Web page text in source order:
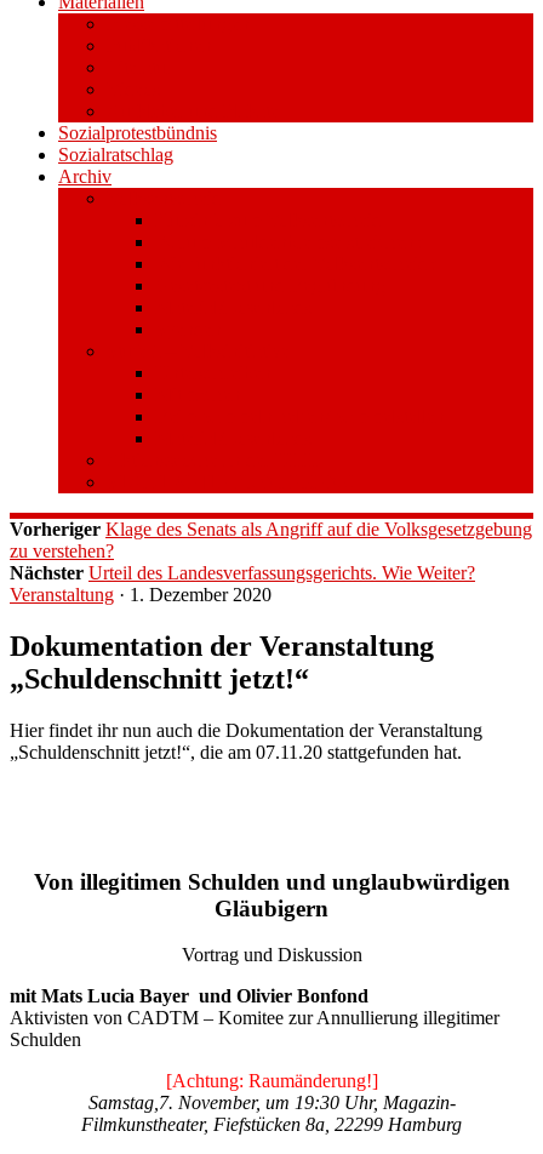
Sozialprotestbündnis
Sozialratschlag
Archiv
Vorheriger Klage des Senats als Angriff auf die Volksgesetzgebung
zu verstehen?
Nächster Urteil des Landesverfassungsgerichts. Wie Weiter?
Veranstaltung · 1. Dezember 2020
Dokumentation der Veranstaltung
„Schuldenschnitt jetzt!“
Hier findet ihr nun auch die Dokumentation der Veranstaltung
„Schuldenschnitt jetzt!“, die am 07.11.20 stattgefunden hat.
Von illegitimen Schulden und unglaubwürdigen
Gläubigern
Vortrag und Diskussion
mit Mats Lucia Bayer und Olivier Bonfond
Aktivisten von CADTM – Komitee zur Annullierung illegitimer
Schulden
[Achtung: Raumänderung!]
Samstag,7. November, um 19:30 Uhr, Magazin-
Filmkunstheater, Fiefstücken 8a , 22299 Hamburg